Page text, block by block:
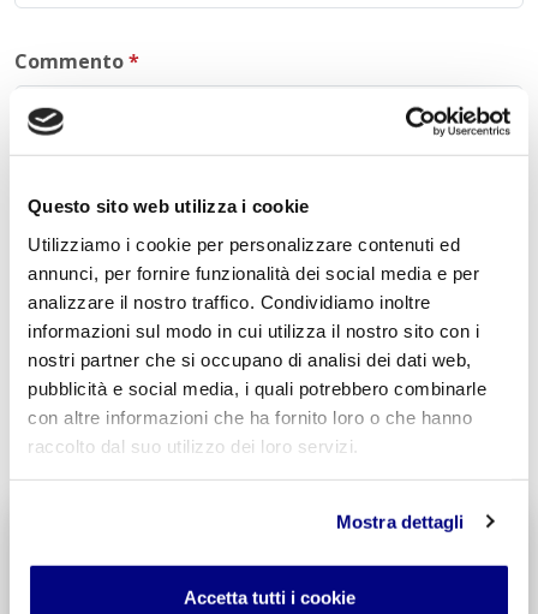
Questo sito web utilizza i cookie
Utilizziamo i cookie per personalizzare contenuti ed
annunci, per fornire funzionalità dei social media e per
analizzare il nostro traffico. Condividiamo inoltre
informazioni sul modo in cui utilizza il nostro sito con i
nostri partner che si occupano di analisi dei dati web,
pubblicità e social media, i quali potrebbero combinarle
con altre informazioni che ha fornito loro o che hanno
raccolto dal suo utilizzo dei loro servizi.
Mostra dettagli
Accetta tutti i cookie
Commento*
Acconsento al trattamento dei
INVIA COMMENTO
Economico Sociale
Integr. Psicologia & Sociologia